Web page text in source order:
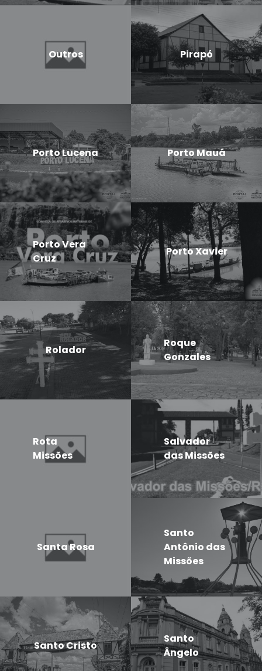
Outros Pirapó
Porto Lucena Porto Mauá
Porto Vera
Cruz
Porto Xavier
Rolador
Roque
Gonzales
Rota
Missões
Salvador
das Missões
Santa Rosa
Santo
Antônio das
Missões
Santo Cristo
Santo
Ângelo